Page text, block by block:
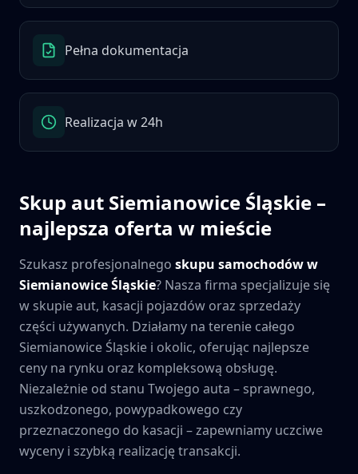
Pełna dokumentacja
Realizacja w 24h
Skup aut Siemianowice Śląskie –
najlepsza oferta w mieście
Szukasz profesjonalnego skupu samochodów w
Siemianowice Śląskie? Nasza firma specjalizuje się
w skupie aut, kasacji pojazdów oraz sprzedaży
części używanych. Działamy na terenie całego
Siemianowice Śląskie i okolic, oferując najlepsze
ceny na rynku oraz kompleksową obsługę.
Niezależnie od stanu Twojego auta – sprawnego,
uszkodzonego, powypadkowego czy
przeznaczonego do kasacji – zapewniamy uczciwe
wyceny i szybką realizację transakcji.